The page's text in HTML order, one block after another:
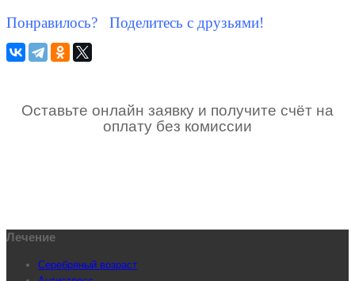
Понравилось? Поделитесь с друзьями!
Оставьте онлайн заявку и получите счёт на
оплату без комиссии
Лечение
Серебряный возраст